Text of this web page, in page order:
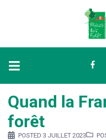
Quand la
forêt
POSTED 3 JUILLET 2023